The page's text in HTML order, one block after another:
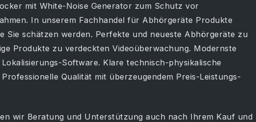
mit White-Noise Generator zum Schutz vor
In unserem Fachhandel für Abhörgeräte Produkte
Sie schätzen werden. Perfekte und neueste Abhörgeräte zu
Produkte zu verdeckten Videoüberwachung. Modernste
Software. Klare technisch-physikalische
Qualität mit überzeugendem Preis-Leistungs-
wir Beratung und Unterstützung auch nach Ihrem Kauf und